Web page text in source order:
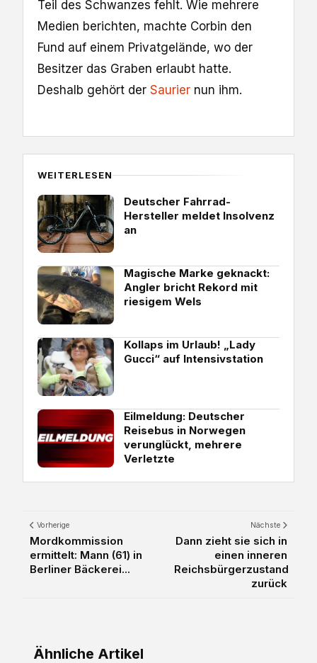
Teil des Schwanzes fehlt. Wie mehrere
Medien berichten, machte Corbin den
Fund auf einem Privatgelände, wo der
Besitzer das Graben erlaubt hatte.
Deshalb gehört der Saurier nun ihm.
WEITERLESEN
Deutscher Fahrrad-
Hersteller meldet Insolvenz
an
Magische Marke geknackt:
Angler bricht Rekord mit
riesigem Wels
Kollaps im Urlaub! „Lady
Gucci“ auf Intensivstation
Eilmeldung: Deutscher
Reisebus in Norwegen
verunglückt, mehrere
Verletzte
Vorherige
Mordkommission
ermittelt: Mann (61) in
Berliner Bäckerei...
Nächste
Dann zieht sie sich in
einen inneren
Reichsbürgerzustand
zurück
Ähnliche Artikel